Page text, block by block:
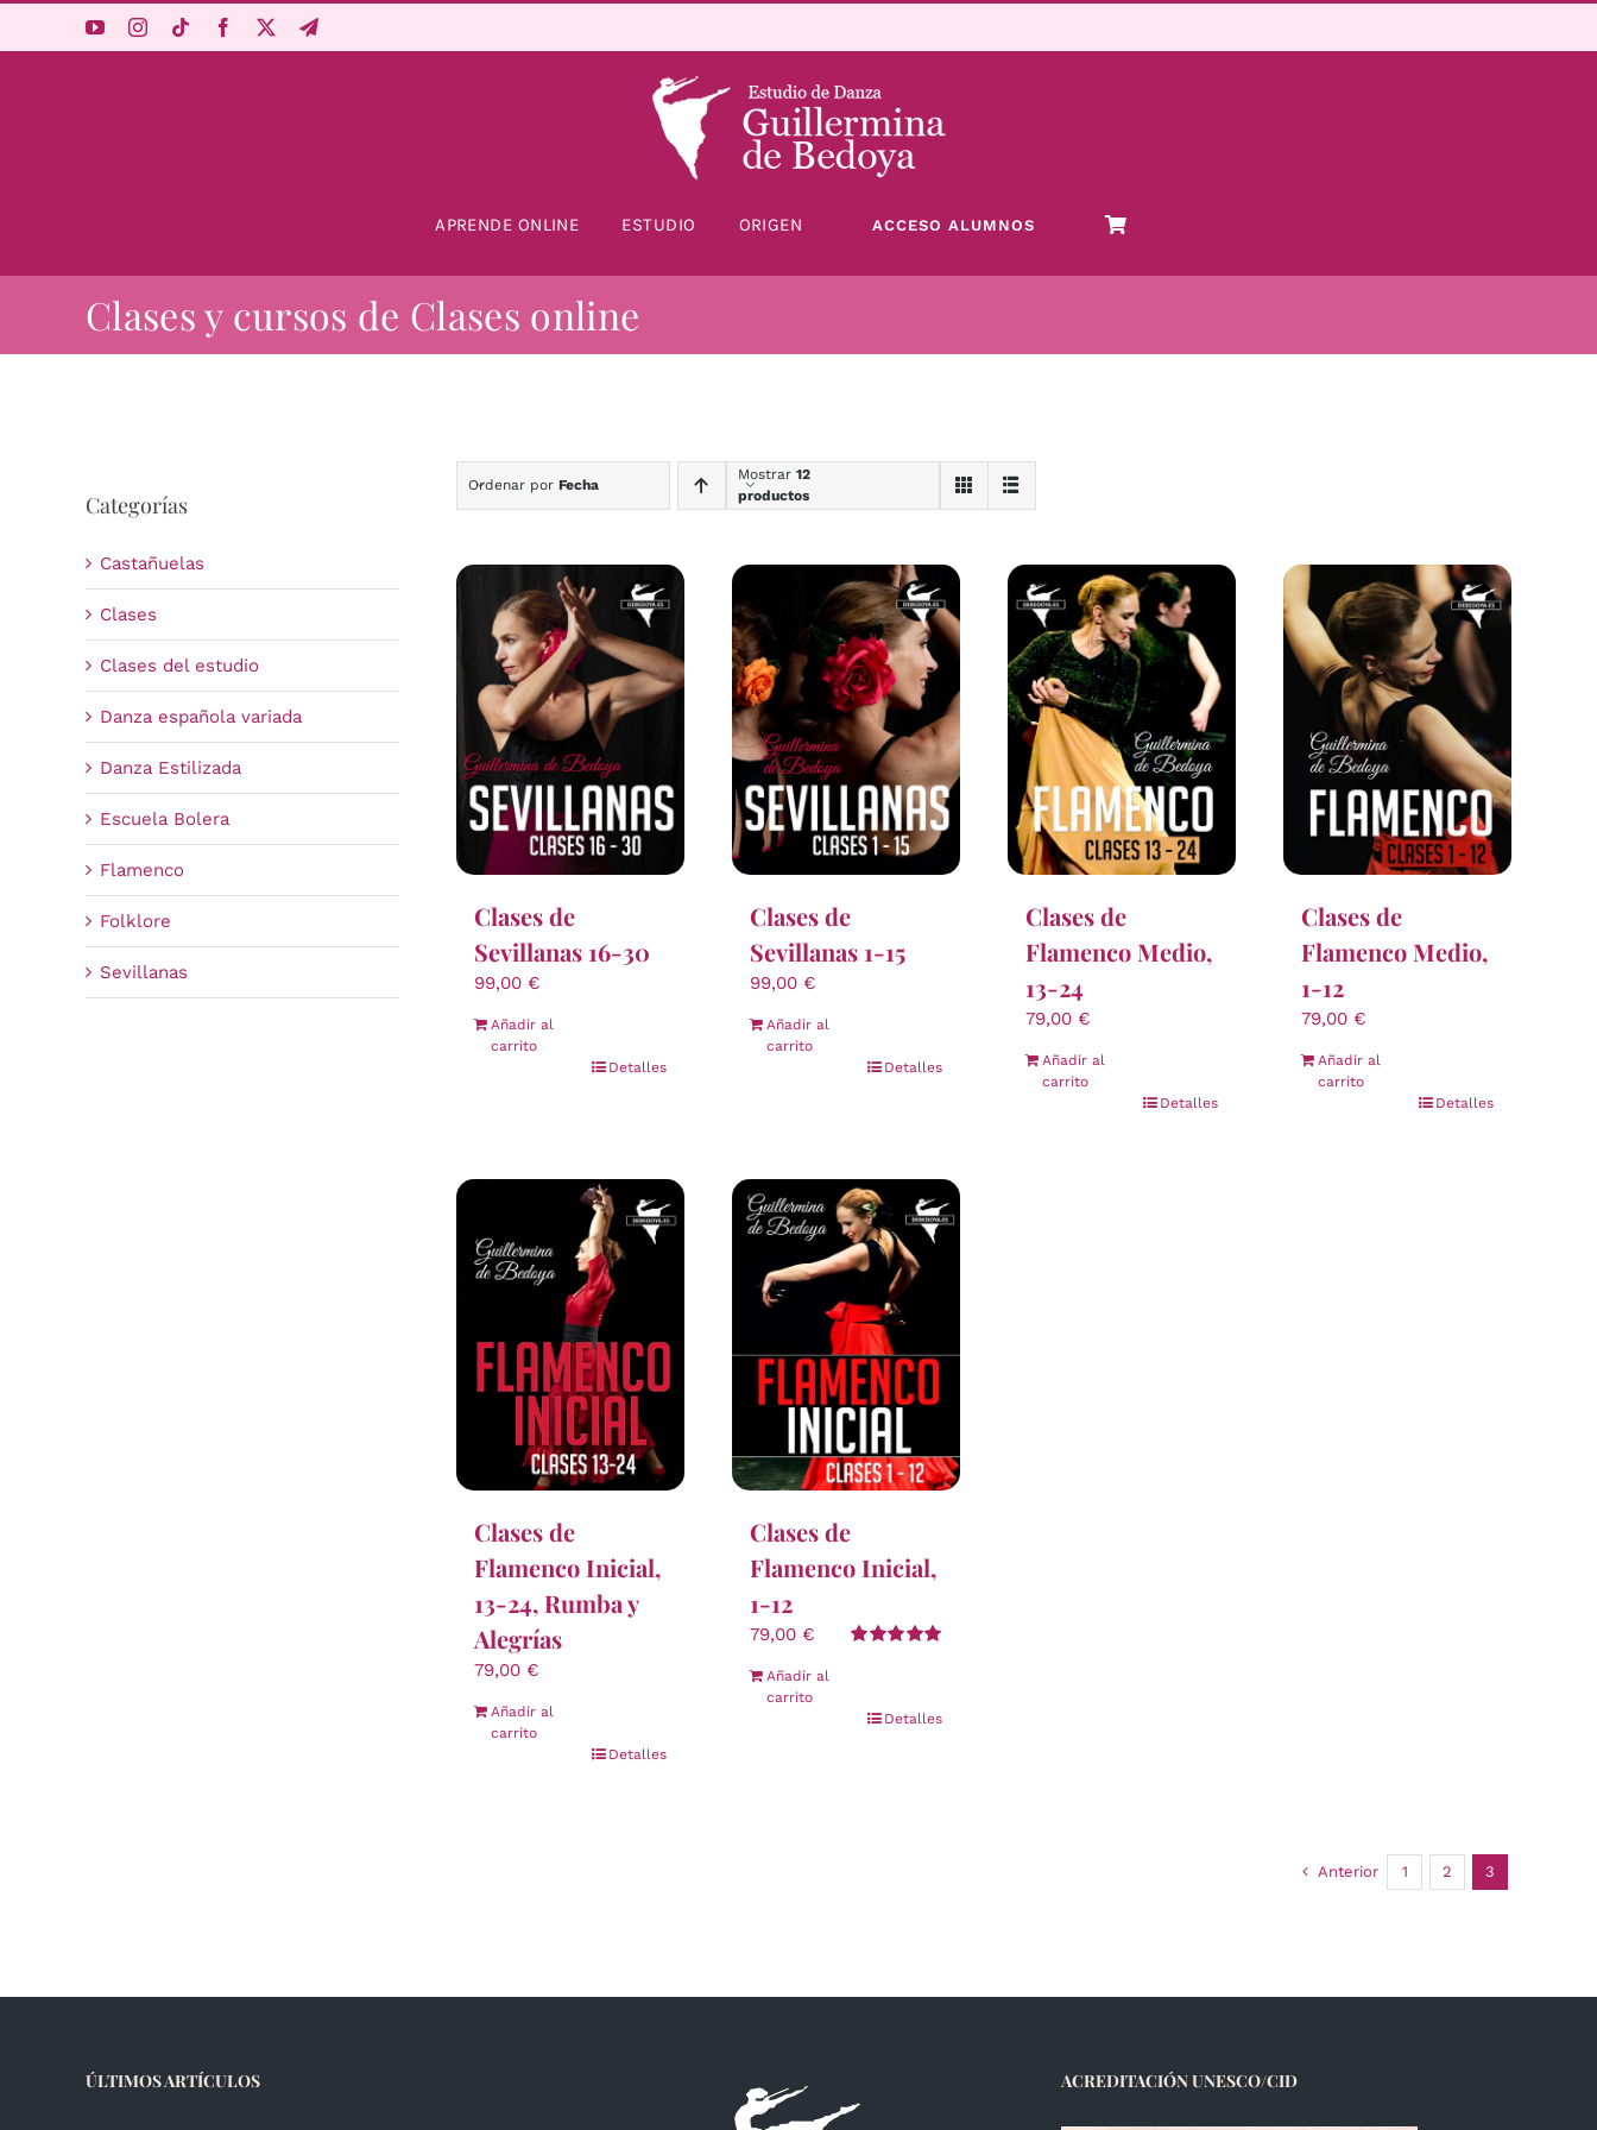
APRENDE ONLINE ESTUDIO ORIGEN ACCESO ALUMNOS
Clases y cursos de Clases online
Categorías
Castañuelas
Clases
Clases del estudio
Danza española variada
Danza Estilizada
Escuela Bolera
Flamenco
Folklore
Sevillanas
Ordenar por Fecha
Mostrar 12
productos
Clases de
Sevillanas 16-30
99,00 €
Añadir al
carrito
Detalles
Clases de
Sevillanas 1-15
99,00 €
Añadir al
carrito
Detalles
Clases de
Flamenco Medio,
13-24
79,00 €
Añadir al
carrito
Detalles
Clases de
Flamenco Medio,
1-12
79,00 €
Añadir al
carrito
Detalles
Clases de
Flamenco Inicial,
13-24, Rumba y
Alegrías
79,00 €
Añadir al
carrito
Detalles
Clases de
Flamenco Inicial,
1-12
79,00 €
Añadir al
carrito
Detalles
Anterior 1 2 3
ÚLTIMOS ARTÍCULOS ACREDITACIÓN UNESCO/CID